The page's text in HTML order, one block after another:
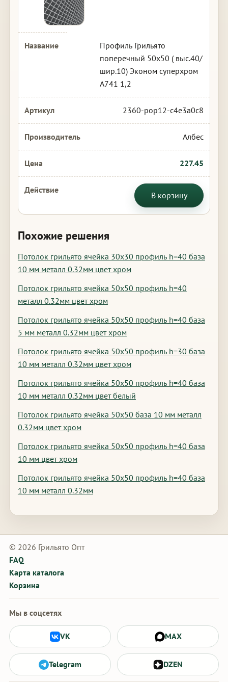
Профиль Грильято
поперечный 50х50 ( выс.40/
шир.10) Эконом суперхром
А741 1,2
2360-pop12-c4e3a0c8
Албес
227.45
В корзину
Похожие решения
Потолок грильято ячейка 30х30 профиль h=40 база
10 мм металл 0.32мм цвет хром
Потолок грильято ячейка 50х50 профиль h=40
металл 0.32мм цвет хром
Потолок грильято ячейка 50х50 профиль h=40 база
5 мм металл 0.32мм цвет хром
Потолок грильято ячейка 50х50 профиль h=30 база
10 мм металл 0.32мм цвет хром
Потолок грильято ячейка 50х50 профиль h=40 база
10 мм металл 0.32мм цвет белый
Потолок грильято ячейка 50х50 база 10 мм металл
0.32мм цвет хром
Потолок грильято ячейка 50х50 профиль h=40 база
10 мм цвет хром
Потолок грильято ячейка 50х50 профиль h=40 база
10 мм металл 0.32мм
© 2026 Грильято Опт
FAQ
Карта каталога
Корзина
Мы в соцсетях
VK MAX
Telegram DZEN